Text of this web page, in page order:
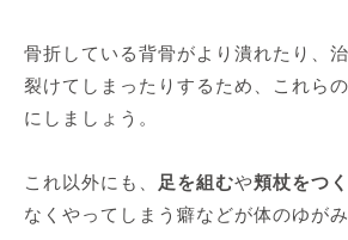
骨折している背骨がより潰れたり、
裂けてしまったりするため、これら
にしましょう。
これ以外にも、 足を組むや頬杖をつく
なくやってしまう癖などが体のゆが